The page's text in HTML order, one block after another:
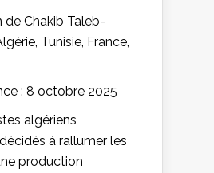
de Chakib Taleb-
Tunisie, France,
: 8 octobre 2025
algériens
à rallumer les
production